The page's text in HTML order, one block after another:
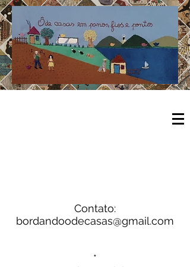
Contato:
bordandoodecasas@gmail.com
*